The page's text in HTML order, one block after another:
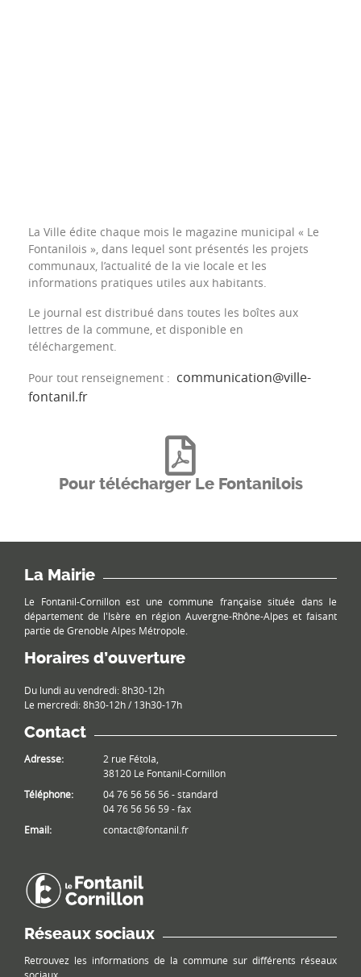
La Ville édite chaque mois le magazine municipal « Le
Fontanilois », dans lequel sont présentés les projets
communaux, l’actualité de la vie locale et les
informations pratiques utiles aux habitants.
Le journal est distribué dans toutes les boîtes aux
lettres de la commune, et disponible en
téléchargement.
Pour tout renseignement : communication@ville-
fontanil.fr
Pour télécharger Le Fontanilois
La Mairie
Le Fontanil-Cornillon est une commune française située dans le
département de l'Isère en région Auvergne-Rhône-Alpes et faisant
partie de Grenoble Alpes Métropole.
Horaires d’ouverture
Du lundi au vendredi: 8h30-12h
Le mercredi: 8h30-12h / 13h30-17h
Contact
Adresse:
2 rue Fétola,
38120 Le Fontanil-Cornillon
Téléphone:
04 76 56 56 56 - standard
04 76 56 56 59 - fax
Email:
contact@fontanil.fr
Réseaux sociaux
Retrouvez les informations de la commune sur différents réseaux
sociaux.